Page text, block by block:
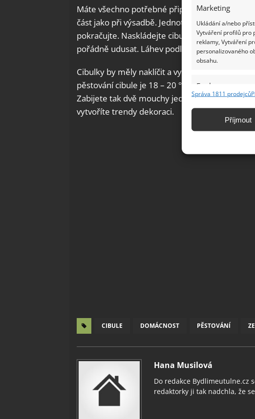
Marketing
Ukládání a/nebo
Vytváření profilů pro
reklamy, Vytváření
personalizovaného
obsahu.
Funkce
Identifikace zařízení
základě aktivně
Správa 1811 prodejců
Příjmout
Máte všechno potřebné připravené, teď už jen
část jako při výsadbě. Jednotlivé cibulky
pokračujte. Naskládejte cibulky těsně k sobě.
pořádně udusat. Láhev podlívejte.
Cibulky by měly naklíčit a vytvořit krásnou
pěstování cibule je 18 – 20 °C. Doporučujeme
Zabijete tak dvě mouchy jednou ranou.
vytvoříte trendy dekoraci.
CIBULE DOMÁCNOST PĚSTOVÁNÍ
Hana Musilová
Do redakce Bydlimeutulne.cz
redaktorky ji tak nadchla, že